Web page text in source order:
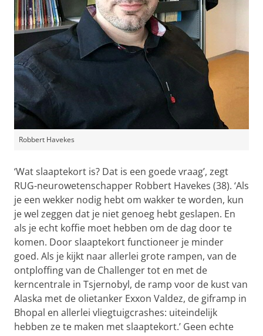
Robbert Havekes
‘Wat slaaptekort is? Dat is een goede vraag’, zegt
RUG-neurowetenschapper Robbert Havekes (38). ‘Als
je een wekker nodig hebt om wakker te worden, kun
je wel zeggen dat je niet genoeg hebt geslapen. En
als je echt koffie moet hebben om de dag door te
komen. Door slaaptekort functioneer je minder
goed. Als je kijkt naar allerlei grote rampen, van de
ontploffing van de Challenger tot en met de
kerncentrale in Tsjernobyl, de ramp voor de kust van
Alaska met de olietanker Exxon Valdez, de giframp in
Bhopal en allerlei vliegtuigcrashes: uiteindelijk
hebben ze te maken met slaaptekort.’ Geen echte